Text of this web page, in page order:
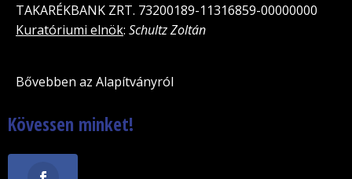
TAKARÉKBANK ZRT. 73200189-11316859-00000000
Kuratóriumi elnök: Schultz Zoltán
Bővebben az Alapítványról
Kövessen minket!